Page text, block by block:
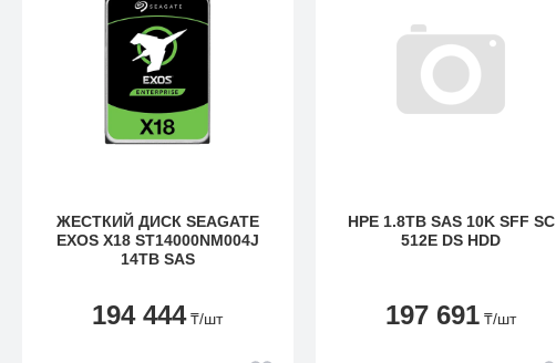
ЖЕСТКИЙ ДИСК SEAGATE
EXOS X18 ST14000NM004J
14TB SAS
194 444 ₸/шт
HPE 1.8TB SAS 10K SFF SC
512E DS HDD
197 691 ₸/шт